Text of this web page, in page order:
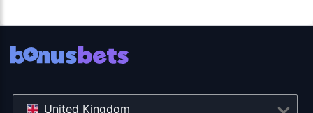
United Kingdom